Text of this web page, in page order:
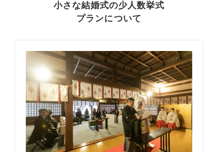
小さな結婚式の少人数挙式
プランについて